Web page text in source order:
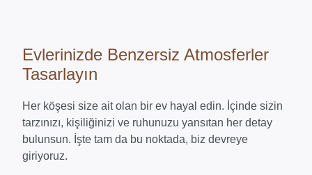
Evlerinizde Benzersiz Atmosferler
Tasarlayın
Her köşesi size ait olan bir ev hayal edin. İçinde sizin
tarzınızı, kişiliğinizi ve ruhunuzu yansıtan her detay
bulunsun. İşte tam da bu noktada, biz devreye
giriyoruz.